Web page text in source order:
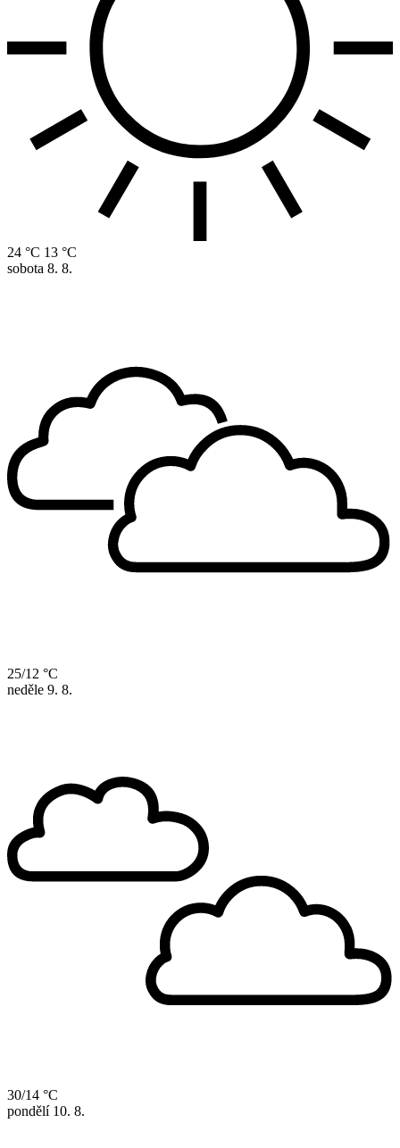
24 °C 13 °C
sobota 8. 8.
25/12 °C
neděle 9. 8.
30/14 °C
pondělí 10. 8.